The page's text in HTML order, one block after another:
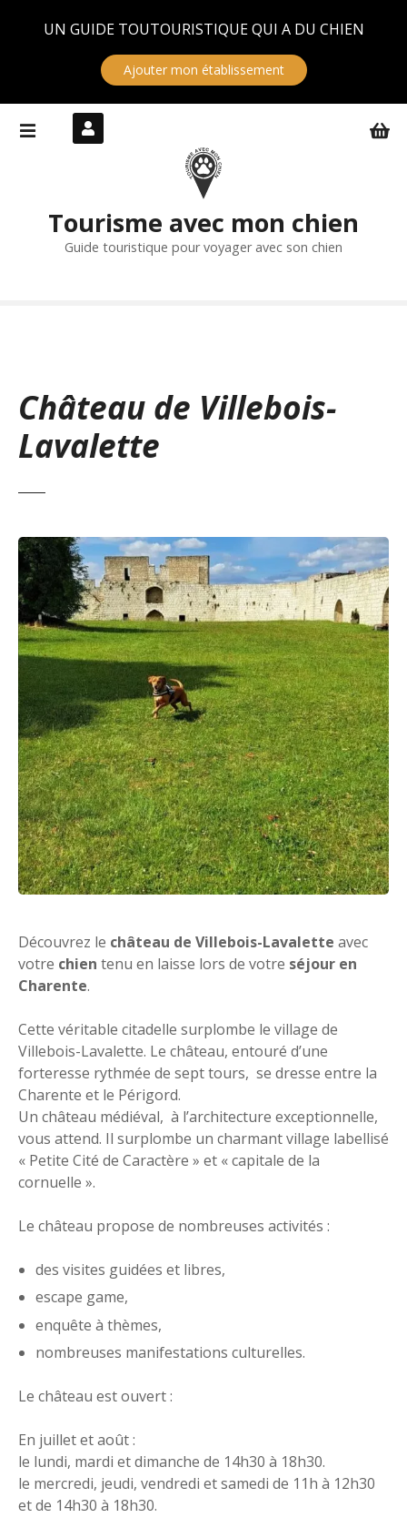
UN GUIDE TOUTOURISTIQUE QUI A DU CHIEN
Ajouter mon établissement
Tourisme avec mon chien
Guide touristique pour voyager avec son chien
Château de Villebois-
Lavalette
Découvrez le château de Villebois-Lavalette avec
votre chien tenu en laisse lors de votre séjour en
Charente.
Cette véritable citadelle surplombe le village de
Villebois-Lavalette. Le château, entouré d’une
forteresse rythmée de sept tours, se dresse entre la
Charente et le Périgord.
Un château médiéval, à l’architecture exceptionnelle,
vous attend. Il surplombe un charmant village labellisé
« Petite Cité de Caractère » et « capitale de la
cornuelle ».
Le château propose de nombreuses activités :
des visites guidées et libres,
escape game,
enquête à thèmes,
nombreuses manifestations culturelles.
Le château est ouvert :
En juillet et août :
le lundi, mardi et dimanche de 14h30 à 18h30.
le mercredi, jeudi, vendredi et samedi de 11h à 12h30
et de 14h30 à 18h30.